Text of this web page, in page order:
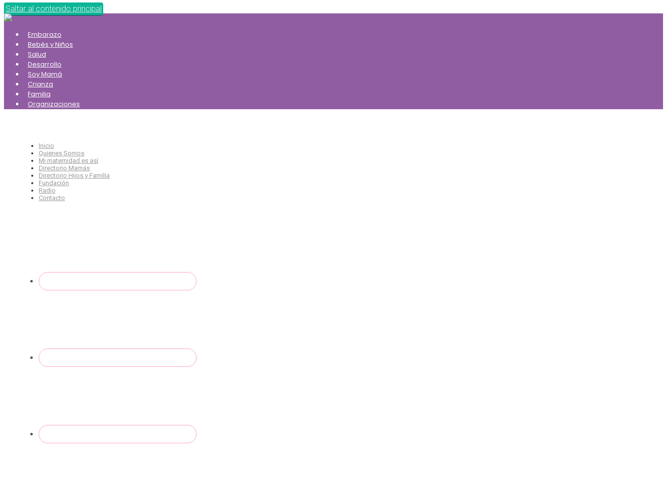
Saltar al contenido principal
Embarazo
Bebés y Niños
Salud
Desarrollo
Soy Mamá
Crianza
Familia
Organizaciones
Inicio
Quienes Somos
Mi maternidad es así
Directorio Mamás
Directorio Hijos y Familia
Fundación
Radio
Contacto